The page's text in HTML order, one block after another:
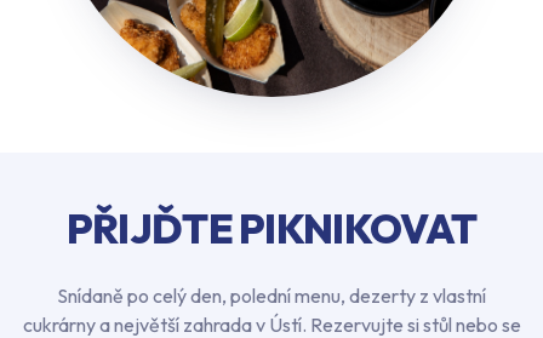
PŘIJĎTE PIKNIKOVAT
Snídaně po celý den, polední menu, dezerty z vlastní
cukrárny a největší zahrada v Ústí. Rezervujte si stůl nebo se